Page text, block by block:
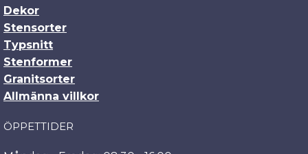
Dekor
Stensorter
Typsnitt
Stenformer
Granitsorter
Allmänna villkor
ÖPPETTIDER